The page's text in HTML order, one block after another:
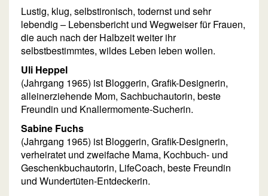
Lustig, klug, selbstironisch, todernst und sehr
lebendig – Lebensbericht und Wegweiser für Frauen,
die auch nach der Halbzeit weiter ihr
selbstbestimmtes, wildes Leben leben wollen.
Uli Heppel
(Jahrgang 1965) ist Bloggerin, Grafik-Designerin,
alleinerziehende Mom, Sachbuchautorin, beste
Freundin und Knallermomente-Sucherin.
Sabine Fuchs
(Jahrgang 1965) ist Bloggerin, Grafik-Designerin,
verheiratet und zweifache Mama, Kochbuch- und
Geschenkbuchautorin, LifeCoach, beste Freundin
und Wundertüten-Entdeckerin.